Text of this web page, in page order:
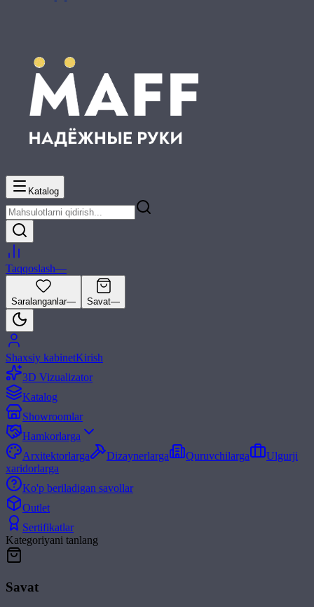
Katalog
Taqqoslash—
Saralanganlar— Savat—
Shaxsiy kabinetKirish
3D Vizualizator
Katalog
Showroomlar
Hamkorlarga
Arxitektorlarga
Dizaynerlarga Quruvchilarga
Ulgurji
xaridorlarga
Ko'p beriladigan savollar
Outlet
Sertifikatlar
Kategoriyani tanlang
Savat